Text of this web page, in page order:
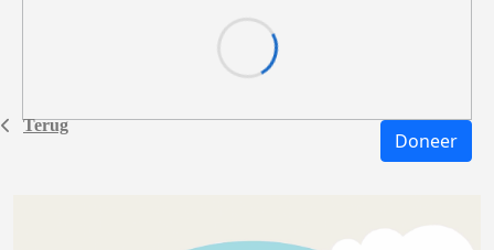
Terug
Doneer